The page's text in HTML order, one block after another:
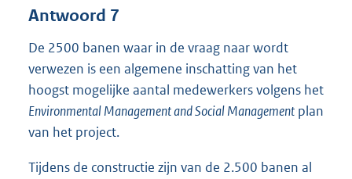
Antwoord 7
De 2500 banen waar in de vraag naar wordt
verwezen is een algemene inschatting van het
hoogst mogelijke aantal medewerkers volgens het
Environmental Management and Social Management plan
van het project.
Tijdens de constructie zijn van de 2.500 banen al